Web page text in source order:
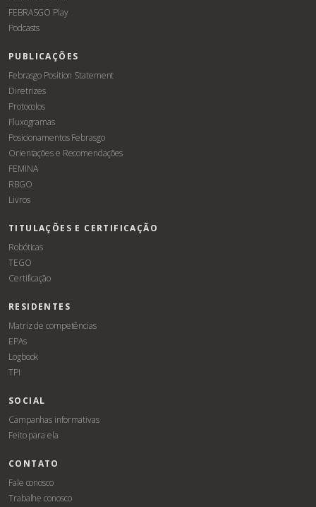
FEBRASGO Play
Podcasts
PUBLICAÇÕES
Febrasgo Position Statement
Diretrizes
Protocolos
Fluxogramas
Posicionamentos Febrasgo
Orientações e Recomendações
FEMINA
RBGO
Livros
TITULAÇÕES E CERTIFICAÇÃO
Robóticas
TEGO
Certificação
RESIDENTES
Matriz de competências
EPAs
Logbook
TPI
SOCIAL
Campanhas informativas
Feito para ela
CONTATO
Fale conosco
Trabalhe conosco